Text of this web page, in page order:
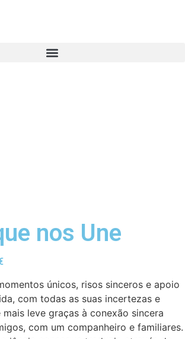
nos Une
únicos, risos sinceros e apoio
com todas as suas incertezas e
leve graças à conexão sincera
com um companheiro e familiares.